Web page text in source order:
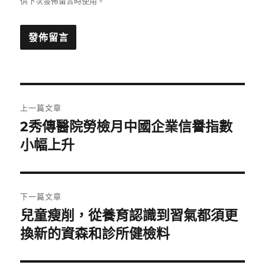
章
導
覽
上一篇文章
上
一
文
章:
2秀傳醫院勞檢月中國企業信譽指數
小幅上升
下一篇文章
下
一
兒童瘦削，從養育認識到習氣都須更
換新的資森和診所健檢料